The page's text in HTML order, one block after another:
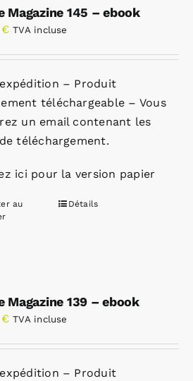
Magazine 145 – ebook
€ TVA incluse
– Produit
téléchargeable – Vous
un email contenant les
téléchargement.
ici pour la version papier
au
Détails
Magazine 139 – ebook
€ TVA incluse
– Produit